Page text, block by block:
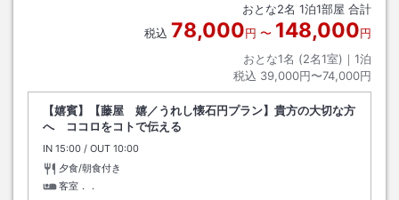
おとな2名 1泊1部屋 合計
税込 78,000円 〜 148,000円
おとな1名 (2名1室)｜ 1泊
税込 39,000円〜74,000円
【嬉賓】【藤屋 嬉／うれし懐石円プラン】貴方の大切な方
へ ココロをコトで伝える
IN チェックイン
15:00 / OUT チェックアウト
10:00
夕食/朝食付き
客室．．